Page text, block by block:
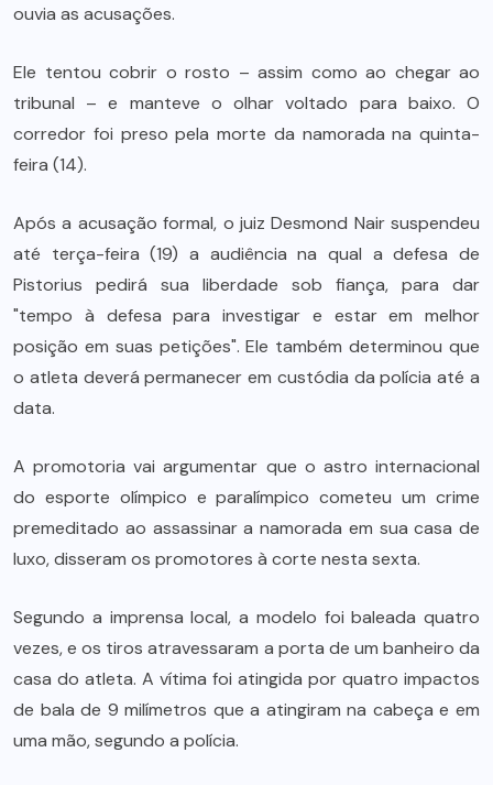
ouvia as acusações.
Ele tentou cobrir o rosto – assim como ao chegar ao
tribunal – e manteve o olhar voltado para baixo. O
corredor foi preso pela morte da namorada na quinta-
feira (14).
Após a acusação formal, o juiz Desmond Nair suspendeu
até terça-feira (19) a audiência na qual a defesa de
Pistorius pedirá sua liberdade sob fiança, para dar
"tempo à defesa para investigar e estar em melhor
posição em suas petições". Ele também determinou que
o atleta deverá permanecer em custódia da polícia até a
data.
A promotoria vai argumentar que o astro internacional
do esporte olímpico e paralímpico cometeu um crime
premeditado ao assassinar a namorada em sua casa de
luxo, disseram os promotores à corte nesta sexta.
Segundo a imprensa local, a modelo foi baleada quatro
vezes, e os tiros atravessaram a porta de um banheiro da
casa do atleta. A vítima foi atingida por quatro impactos
de bala de 9 milímetros que a atingiram na cabeça e em
uma mão, segundo a polícia.